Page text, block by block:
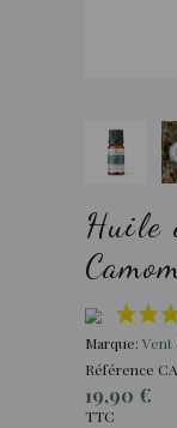
Huile
Marque: Vent
Référence
19,90 €
TTC